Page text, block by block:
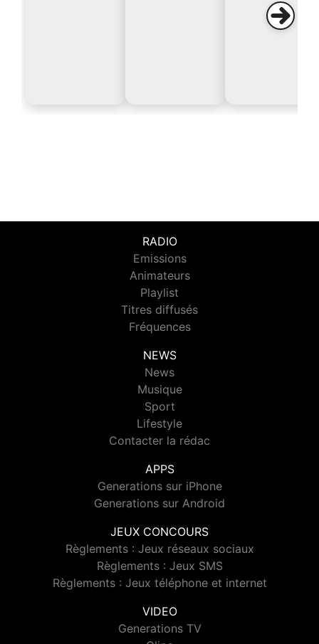
RADIO
Emissions
Animateurs
Playlist
Titres diffusés
Fréquences
NEWS
News
Musique
Sport
Lifestyle
Contacter la rédac
APPS
Generations sur iPhone
Generations sur Android
JEUX CONCOURS
Règlements : Jeux réseaux sociaux
Règlements : Jeux SMS
Règlements : Jeux téléphone et internet
VIDEO
Generations TV